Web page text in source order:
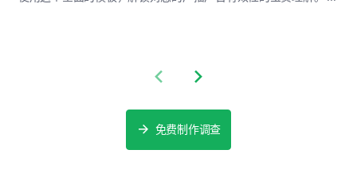
Previous slide
Next slide
免费制作调查